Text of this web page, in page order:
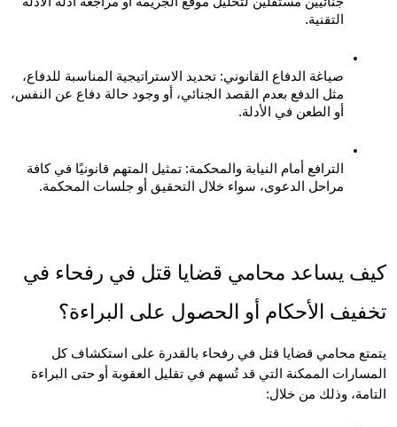
التقنية.
صياغة الدفاع القانوني: تحديد الاستراتيجية المناسبة للدفاع،
مثل الدفع بعدم القصد الجنائي، أو وجود حالة دفاع عن النفس،
أو الطعن في الأدلة.
الترافع أمام النيابة والمحكمة: تمثيل المتهم قانونيًا في كافة
مراحل الدعوى، سواء خلال التحقيق أو جلسات المحكمة.
كيف يساعد محامي قضايا قتل في رفحاء في
الأحكام أو الحصول على البراءة؟
يتمتع محامي قضايا قتل في رفحاء بالقدرة على استكشاف كل
المسارات الممكنة التي قد تُسهم في تقليل العقوبة أو حتى البراءة
وذلك من خلال: